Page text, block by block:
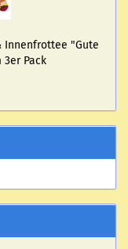
In­nen­frot­tee "Gute
3er Pack